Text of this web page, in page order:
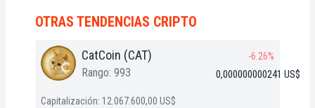
OTRAS TENDENCIAS CRIPTO
CatCoin (CAT)
Rango: 993
-6.26%
0,000000000241 US$
Capitalización: 12.067.600,00 US$